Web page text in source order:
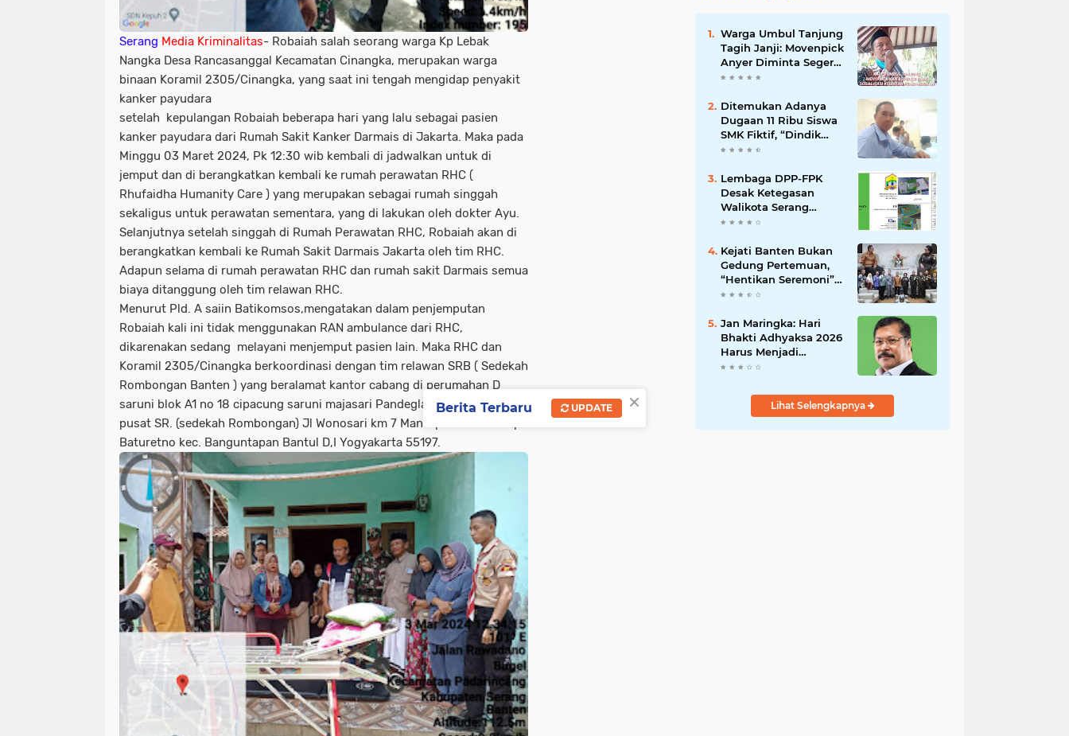
Serang Media Kriminalitas- Robaiah salah seorang warga Kp Lebak
Nangka Desa Rancasanggal Kecamatan Cinangka, merupakan warga
binaan Koramil 2305/Cinangka, yang saat ini tengah mengidap penyakit
kanker payudara
setelah kepulangan Robaiah beberapa hari yang lalu sebagai pasien
kanker payudara dari Rumah Sakit Kanker Darmais di Jakarta. Maka pada
Minggu 03 Maret 2024, Pk 12:30 wib kembali di jadwalkan untuk di
jemput dan di berangkatkan kembali ke rumah perawatan RHC (
Rhufaidha Humanity Care ) yang merupakan sebagai rumah singgah
sekaligus untuk perawatan sementara, yang di lakukan oleh dokter Ayu.
Selanjutnya setelah singgah di Rumah Perawatan RHC, Robaiah akan di
berangkatkan kembali ke Rumah Sakit Darmais Jakarta oleh tim RHC.
Adapun selama di rumah perawatan RHC dan rumah sakit Darmais semua
biaya ditanggung oleh tim relawan RHC.
Menurut Pld. A saiin Batikomsos,mengatakan dalam penjemputan
Robaiah kali ini tidak menggunakan RAN ambulance dari RHC,
dikarenakan sedang melayani menjemput pasien lain. Maka RHC dan
Koramil 2305/Cinangka berkoordinasi dengan tim relawan SRB ( Sedekah
Rombongan Banten ) yang beralamat kantor cabang di perumahan D
saruni blok A1 no 18 cipacung saruni majasari Pandeglang Banten Kantor
pusat SR. (sedekah Rombongan) Jl Wonosari km 7 Mantup RT 12 Mantup
Baturetno kec. Banguntapan Bantul D,I Yogyakarta 55197.
Warga Umbul Tanjung
Tagih Janji: Movenpick
Anyer Diminta Segera
Buka Akses Jalan Ke
Ditemukan Adanya
Dugaan 11 Ribu Siswa
SMK Fiktif, “Dindik
Banten Bungkam
Lembaga DPP-FPK
Desak Ketegasan
Walikota Serang
Untuk Menghentikan
Alun-Alun
Kejati Banten Bukan
Gedung Pertemuan,
“Hentikan Seremoni”
Fokus Tuntaskan
Jan Maringka: Hari
Bhakti Adhyaksa 2026
Harus Menjadi
Momentum Reformasi
Lihat Selengkapnya
×
Berita Terbaru UPDATE